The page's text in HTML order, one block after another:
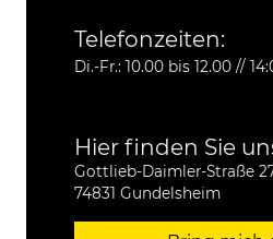
Telefonzeiten:
Di.-Fr.: 10.00 bis 12.00 //
Hier finden Sie
Gottlieb-Daimler-Straße
74831 Gundelsheim